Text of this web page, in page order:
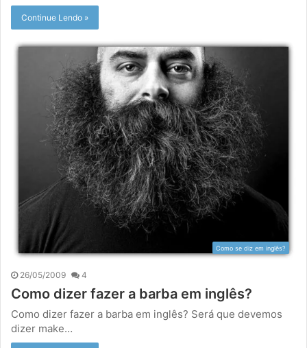
Continue Lendo »
Como se diz em inglês?
26/05/2009 4
Como dizer fazer a barba em inglês?
Como dizer fazer a barba em inglês? Será que devemos
dizer make…